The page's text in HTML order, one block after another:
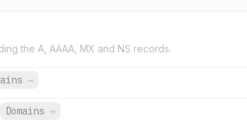
the A, AAAA, MX and NS records.
→
Domains →